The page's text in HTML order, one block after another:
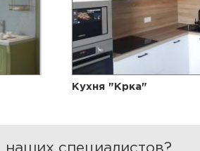
Кухня "Крка"
специалистов?